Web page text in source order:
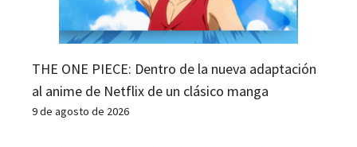
THE ONE PIECE: Dentro de la nueva adaptación
al anime de Netflix de un clásico manga
9 de agosto de 2026